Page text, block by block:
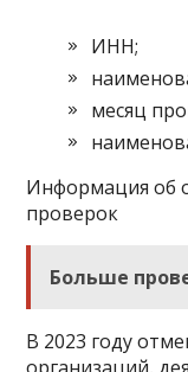
ИНН;
месяц
Информация об
проверок
Больше
В 2023 году